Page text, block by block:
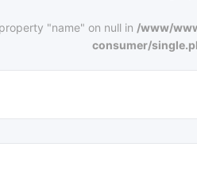
"name" on null in /www/
consumer/